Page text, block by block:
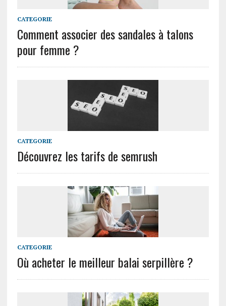
CATEGORIE
Comment associer des sandales à talons
pour femme ?
CATEGORIE
Découvrez les tarifs de semrush
CATEGORIE
Où acheter le meilleur balai serpillère ?